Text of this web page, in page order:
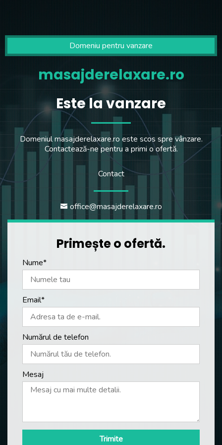
Domeniu pentru vanzare
masajderelaxare.ro
Este la vanzare
Domeniul masajderelaxare.ro este scos spre vânzare.
Contactează-ne pentru a primi o ofertă.
Contact
office@masajderelaxare.ro
Primește o ofertă.
Nume*
Email*
Numărul de telefon
Mesaj